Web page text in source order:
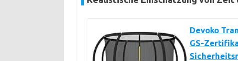
Devoko
GS-